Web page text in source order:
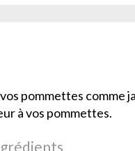
pommettes comme
à vos pommettes.